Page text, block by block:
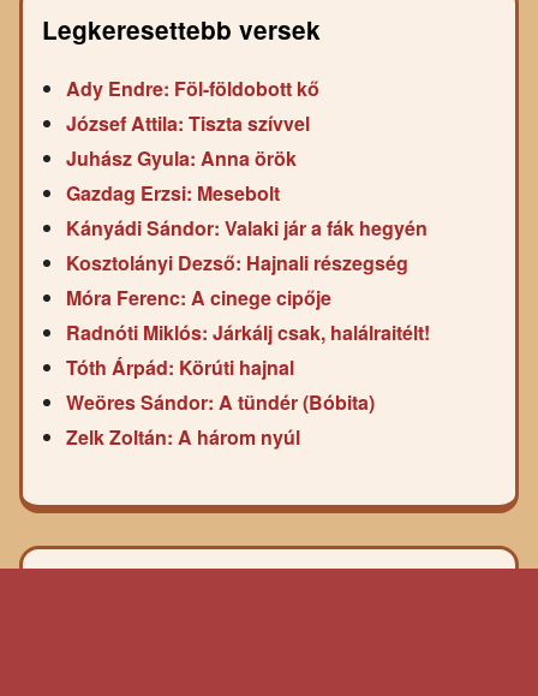
Legkeresettebb versek
Ady Endre: Föl-földobott kő
József Attila: Tiszta szívvel
Juhász Gyula: Anna örök
Gazdag Erzsi: Mesebolt
Kányádi Sándor: Valaki jár a fák hegyén
Kosztolányi Dezső: Hajnali részegség
Móra Ferenc: A cinege cipője
Radnóti Miklós: Járkálj csak, halálraitélt!
Tóth Árpád: Körúti hajnal
Weöres Sándor: A tündér (Bóbita)
Zelk Zoltán: A három nyúl